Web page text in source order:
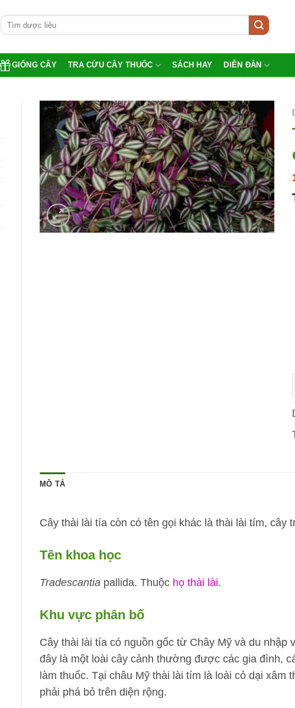
Tìm
kiếm:
GIỐNG CÂY TRA CỨU CÂY THUỐC SÁCH HAY DIỄN ĐÀN
MÔ TẢ
Cây thài lài tía còn có tên gọi khác là thài lài tím, cây
Tên khoa học
Tradescantia pallida. Thuộc họ thài lài.
Khu vực phân bố
Cây thài lài tía có nguồn gốc từ Chây Mỹ và du
đây là một loài cây cảnh thường được các gia đình,
làm thuốc. Tại châu Mỹ thài lài tím là loài cỏ dại
phải phá bỏ trên diện rộng.